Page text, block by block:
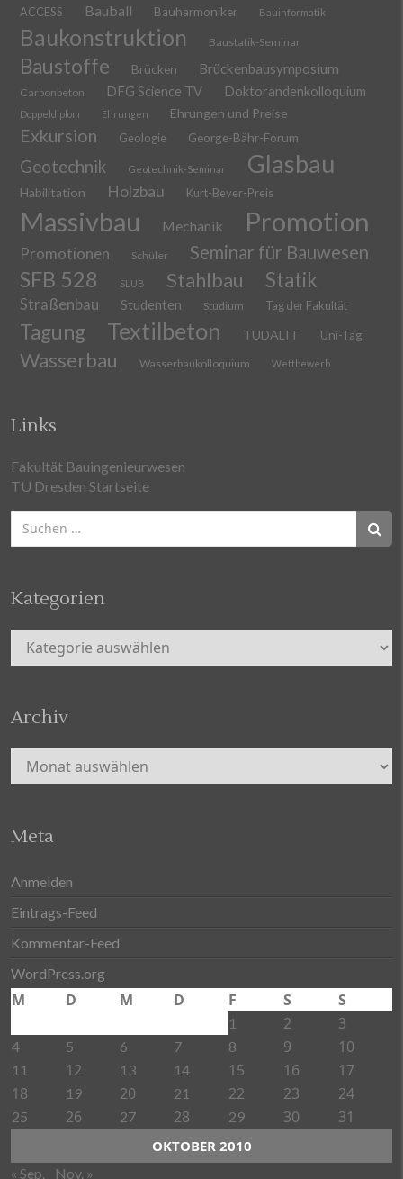
ACCESS Bauball Bauharmoniker Bauinformatik
Baukonstruktion Baustatik-Seminar
Baustoffe Brücken Brückenbausymposium
Carbonbeton DFG Science TV Doktorandenkolloquium
Doppeldiplom Ehrungen Ehrungen und Preise
Exkursion Geologie George-Bähr-Forum
Geotechnik Geotechnik-Seminar Glasbau
Habilitation Holzbau Kurt-Beyer-Preis
Massivbau Mechanik Promotion
Promotionen Schüler Seminar für Bauwesen
SFB 528 SLUB Stahlbau Statik
Straßenbau Studenten Studium Tag der Fakultät
Tagung Textilbeton TUDALIT Uni-Tag
Wasserbau Wasserbaukolloquium Wettbewerb
Links
Fakultät Bauingenieurwesen
TU Dresden Startseite
Suchen
nach:
Kategorien
Kategorien
Archiv
Archiv
Meta
Anmelden
Eintrags-Feed
Kommentar-Feed
WordPress.org
OKTOBER 2010
M D M D F S S
1 2 3
4 5 6 7 8 9 10
11 12 13 14 15 16
17
18
19 20 21 22 23 24
25 26 27 28 29 30 31
« Sep. Nov. »